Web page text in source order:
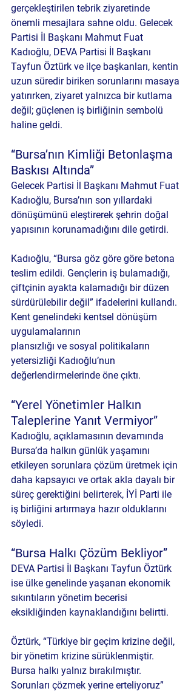
gerçekleştirilen tebrik ziyaretinde
önemli mesajlara sahne oldu. Gelecek
Partisi İl Başkanı Mahmut Fuat
Kadıoğlu, DEVA Partisi İl Başkanı
Tayfun Öztürk ve ilçe başkanları, kentin
uzun süredir biriken sorunlarını masaya
yatırırken, ziyaret yalnızca bir kutlama
değil; güçlenen iş birliğinin sembolü
haline geldi.
“Bursa’nın Kimliği Betonlaşma
Baskısı Altında”
Gelecek Partisi İl Başkanı Mahmut Fuat
Kadıoğlu, Bursa’nın son yıllardaki
dönüşümünü eleştirerek şehrin doğal
yapısının korunamadığını dile getirdi.
Kadıoğlu, “Bursa göz göre göre betona
teslim edildi. Gençlerin iş bulamadığı,
çiftçinin ayakta kalamadığı bir düzen
sürdürülebilir değil” ifadelerini kullandı.
Kent genelindeki kentsel dönüşüm
uygulamalarının
plansızlığı ve sosyal politikaların
yetersizliği Kadıoğlu’nun
değerlendirmelerinde öne çıktı.
“Yerel Yönetimler Halkın
Taleplerine Yanıt Vermiyor”
Kadıoğlu, açıklamasının devamında
Bursa’da halkın günlük yaşamını
etkileyen sorunlara çözüm üretmek için
daha kapsayıcı ve ortak akla dayalı bir
süreç gerektiğini belirterek, İYİ Parti ile
iş birliğini artırmaya hazır olduklarını
söyledi.
“Bursa Halkı Çözüm Bekliyor”
DEVA Partisi İl Başkanı Tayfun Öztürk
ise ülke genelinde yaşanan ekonomik
sıkıntıların yönetim becerisi
eksikliğinden kaynaklandığını belirtti.
Öztürk, “Türkiye bir geçim krizine değil,
bir yönetim krizine sürüklenmiştir.
Bursa halkı yalnız bırakılmıştır.
Sorunları çözmek yerine erteliyoruz”